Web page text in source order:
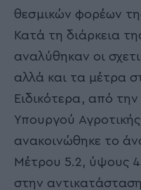
θεσμικών φορέων
Κατά τη διάρκεια
αναλύθηκαν οι
αλλά και τα μέτρα
Ειδικότερα, από
Υπουργού
ανακοινώθηκε το
Μέτρου 5.2, ύψους
στην